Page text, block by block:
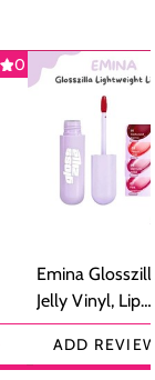
0
Emina
Jelly Vinyl, Lip
Cream Glossy
Ringan
ADD